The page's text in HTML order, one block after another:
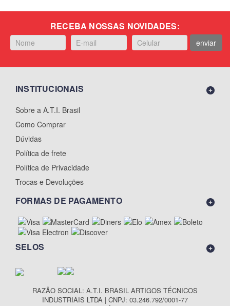
RECEBA NOSSAS NOVIDADES:
enviar
INSTITUCIONAIS
Sobre a A.T.I. Brasil
Como Comprar
Dúvidas
Política de frete
Política de Privacidade
Trocas e Devoluções
FORMAS DE PAGAMENTO
SELOS
RAZÃO SOCIAL: A.T.I. BRASIL ARTIGOS TÉCNICOS
INDUSTRIAIS LTDA | CNPJ: 03.246.792/0001-77